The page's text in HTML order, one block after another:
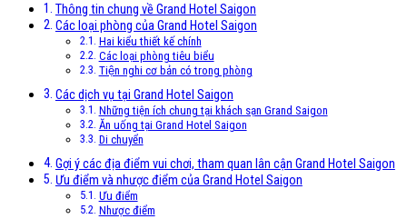
Thông tin chung về Grand Hotel Saigon
Các loại phòng của Grand Hotel Saigon
Hai kiểu thiết kế chính
Các loại phòng tiêu biểu
Tiện nghi cơ bản có trong phòng
Các dịch vụ tại Grand Hotel Saigon
Những tiện ích chung tại khách sạn Grand Saigon
Ăn uống tại Grand Hotel Saigon
Di chuyển
Gợi ý các địa điểm vui chơi, tham quan lân cận Grand Hotel Saigon
Ưu điểm và nhược điểm của Grand Hotel Saigon
Ưu điểm
Nhược điểm